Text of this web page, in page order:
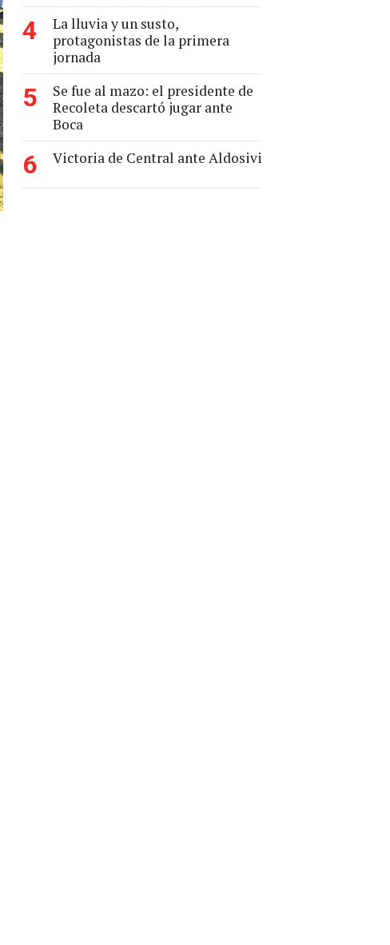
4
La lluvia y un susto,
protagonistas de la primera
jornada
5
Se fue al mazo: el presidente de
Recoleta descartó jugar ante
Boca
6 Victoria de Central ante Aldosivi